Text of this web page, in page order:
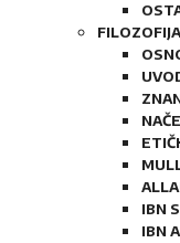
FILOZOFIJA
IBN
IBN